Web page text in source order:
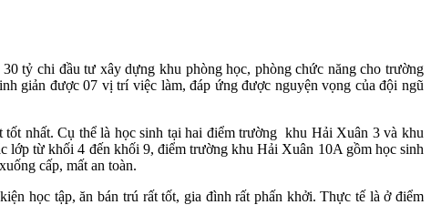
tỷ chi đầu tư xây dựng khu phòng học, phòng chức năng cho trường
giản được 07 vị trí việc làm, đáp ứng được nguyện vọng của đội ngũ
nhất. Cụ thể là học sinh tại hai điểm trường khu Hải Xuân 3 và khu
từ khối 4 đến khối 9, điểm trường khu Hải Xuân 10A gồm học sinh
cấp, mất an toàn.
học tập, ăn bán trú rất tốt, gia đình rất phấn khởi. Thực tế là ở điểm